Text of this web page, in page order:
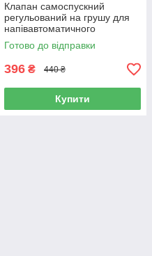
Клапан самоспускний
регульований на грушу для
напівавтоматичного
тонометра, Microlife
Готово до відправки
396 ₴ 440 ₴
Купити